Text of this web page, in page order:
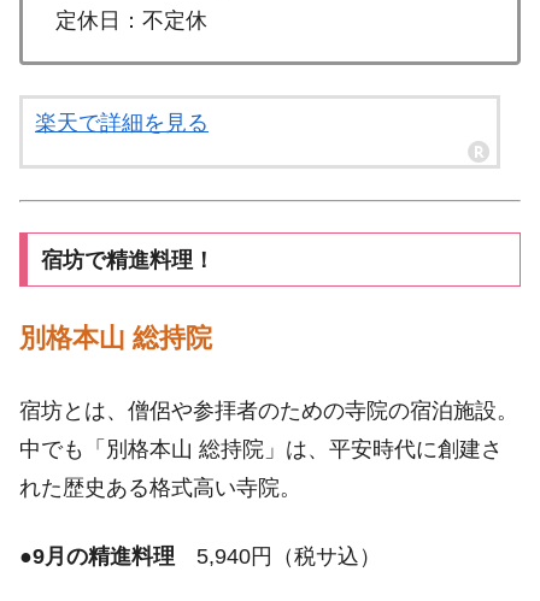
定休日：不定休
楽天で詳細を見る
宿坊で精進料理！
別格本山 総持院
宿坊とは、僧侶や参拝者のための寺院の宿泊施設。
中でも「別格本山 総持院」は、平安時代に創建さ
れた歴史ある格式高い寺院。
●9月の精進料理 5,940円（税サ込）